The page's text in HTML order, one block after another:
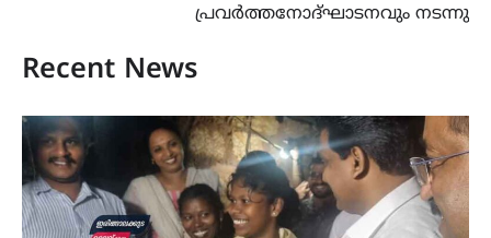
പ്രവർത്തനോദ്ഘാടനവും നടന്നു
Recent News